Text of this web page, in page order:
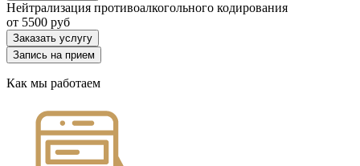
Нейтрализация противоалкогольного кодирования
от 5500 руб
Заказать услугу
Запись на прием
Как мы работаем